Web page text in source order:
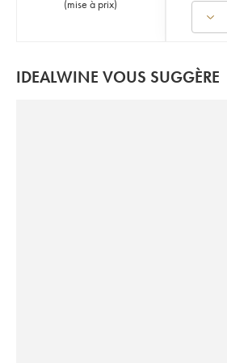
(mise à prix)
IDEALWINE VOUS SUGGÈRE